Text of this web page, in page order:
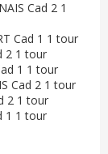
Cad 2 1
Cad 1 1 tour
2 1 tour
1 1 tour
Cad 2 1 tour
2 1 tour
1 1 tour